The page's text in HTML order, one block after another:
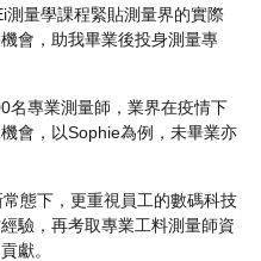
量學課程緊貼測量界的實際
會，助我畢業後投身測量專
名專業測量師，業界在疫情下
會，以Sophie為例，未畢業亦
態下，更重視員工的數碼科技
驗，再考取專業工料測量師資
獻。